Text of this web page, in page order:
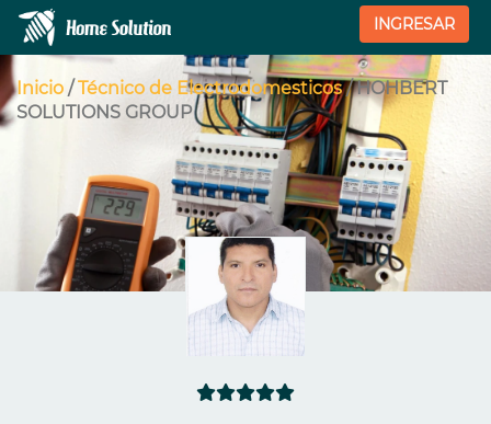
INGRESAR
Inicio /Técnico de Electrodomesticos/ HOHBERT
SOLUTIONS GROUP